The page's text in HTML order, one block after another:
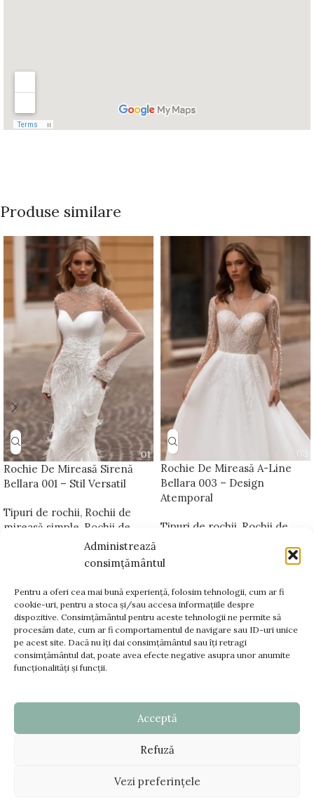
Administrează
consimțământul
Pentru a oferi cea mai bună experiență, folosim tehnologii, cum ar fi
cookie-uri, pentru a stoca și/sau accesa informațiile despre
dispozitive. Consimțământul pentru aceste tehnologii ne permite să
procesăm date, cum ar fi comportamentul de navigare sau ID-uri unice
pe acest site. Dacă nu îți dai consimțământul sau îți retragi
consimțământul dat, poate avea efecte negative asupra unor anumite
funcționalități și funcții.
Acceptă
Refuză
Vezi preferințele
Produse similare
Rochie De Mireasă Sirenă
Bellara 001 – Stil Versatil
Tipuri de rochii, Rochii de
mireasă simple Rochii de
Bellara
Rochie De Mireasă A-Line
Bellara 003 – Design
Atemporal
Tipuri de rochii Rochii de
Platinum
www.bellara.ro;
www.voalurimirese.ro;
+40 725 866 666
contact@bellara.ro
TERMENI SI CONDITII
© Copyright 2025 - www.bellara.ro. Toate drepturile
:ZAO Media